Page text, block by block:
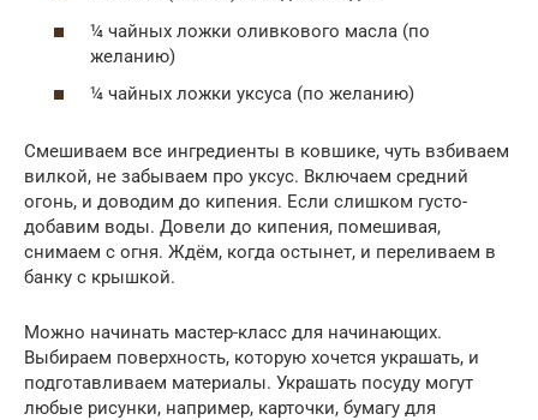
¼ чайных ложки оливкового масла (по
желанию)
¼ чайных ложки уксуса (по желанию)
Смешиваем все ингредиенты в ковшике, чуть взбиваем
вилкой, не забываем про уксус. Включаем средний
огонь, и доводим до кипения. Если слишком густо-
добавим воды. Довели до кипения, помешивая,
снимаем с огня. Ждём, когда остынет, и переливаем в
банку с крышкой.
Можно начинать мастер-класс для начинающих.
Выбираем поверхность, которую хочется украшать, и
подготавливаем материалы. Украшать посуду могут
любые рисунки, например, карточки, бумагу для